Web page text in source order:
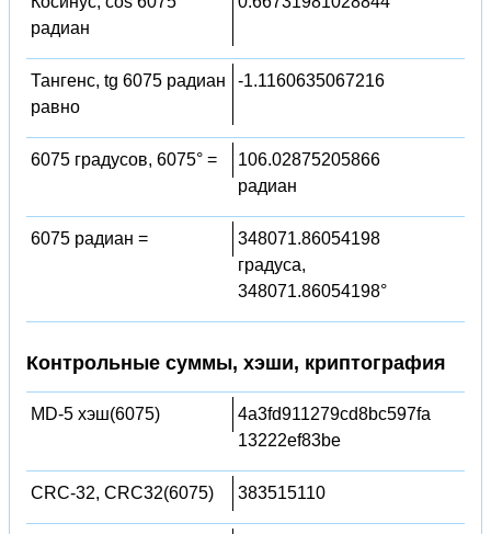
радиан
Тангенс, tg 6075 радиан
равно
-1.1160635067216
6075 градусов, 6075° =
106.02875205866
радиан
6075 радиан =
348071.86054198
градуса,
348071.86054198°
Контрольные суммы, хэши, криптография
MD-5 хэш(6075)
4a3fd911279cd8bc597fa
13222ef83be
CRC-32, CRC32(6075) 383515110